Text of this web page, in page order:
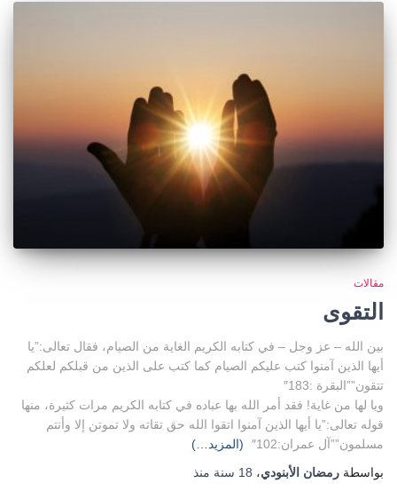
مقالات
التقوى
بين الله – عز وجل – في كتابه الكريم الغاية من الصيام، فقال تعالى:”يا
أيها الذين آمنوا كتب عليكم الصيام كما كتب على الذين من قبلكم لعلكم
تتقون””البقرة :183″
ويا لها من غاية! فقد أمر الله بها عباده في كتابه الكريم مرات كثيرة، منها
قوله تعالى:”يا أيها الذين آمنوا اتقوا الله حق تقاته ولا تموتن إلا وأنتم
مسلمون””آل عمران:102″
(المزيد…)
بواسطة رمضان الأبنودي، 18 سنة منذ